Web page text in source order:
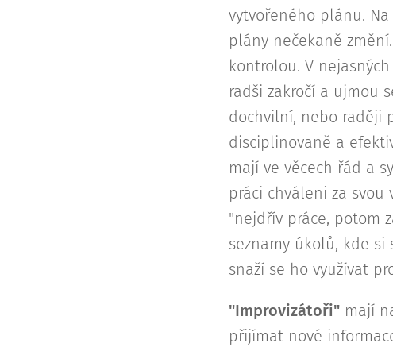
vytvořeného plánu.
plány nečekaně
kontrolou. V
radši zakročí a ujmou
dochvilní, nebo raději
disciplinovaně a
mají ve věcech řád a
práci chváleni za svou
"nejdřív práce, potom
seznamy úkolů, kde si
snaží se ho využívat
"Improvizátoři"mají
přijímat nové